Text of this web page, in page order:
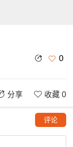
0
分享 收藏 0
评论